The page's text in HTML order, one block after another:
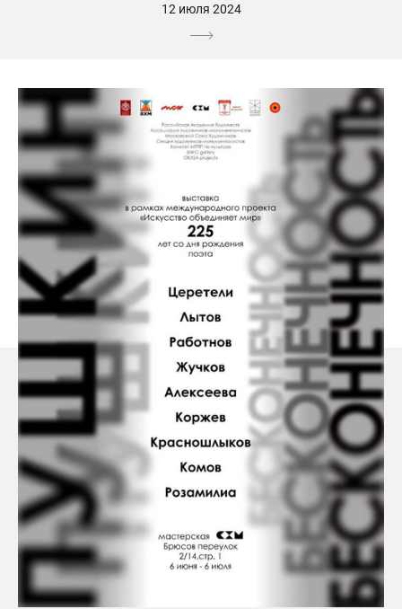
12 июля 2024